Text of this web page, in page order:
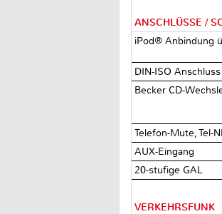
ANSCHLÜSSE /
iPod® Anbindung
DIN-ISO Anschluss
Becker CD-
Telefon-Mute, Tel-
AUX-Eingang
20-stufige GAL
VERKEHRSFUNK